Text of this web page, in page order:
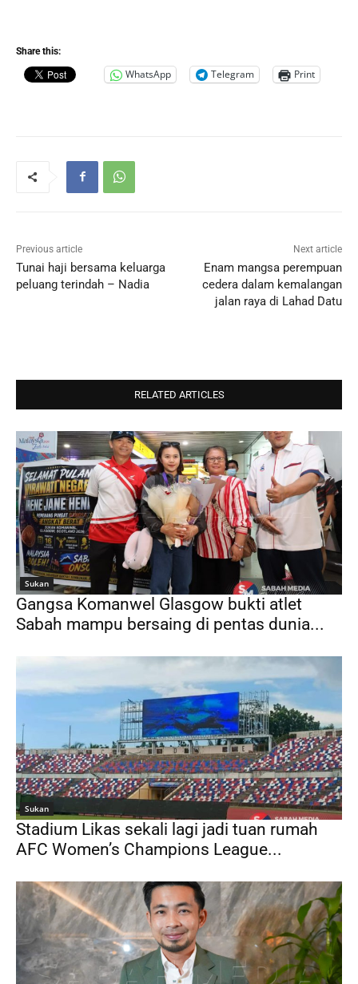
Share this:
WhatsApp Telegram Print
Previous article
Tunai haji bersama keluarga
peluang terindah – Nadia
Next article
Enam mangsa perempuan
cedera dalam kemalangan
jalan raya di Lahad Datu
RELATED ARTICLES
Sukan
Gangsa Komanwel Glasgow bukti atlet
Sabah mampu bersaing di pentas dunia...
Sukan
Stadium Likas sekali lagi jadi tuan rumah
AFC Women’s Champions League...